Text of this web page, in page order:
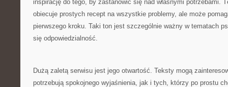
inspirację do tego, by zastanowić się nad własnymi potrzebami.
obiecuje prostych recept na wszystkie problemy, ale może
pierwszego kroku. Taki ton jest szczególnie ważny w tematach
się odpowiedzialność.
Dużą zaletą serwisu jest jego otwartość. Teksty mogą
potrzebują spokojnego wyjaśnienia, jak i tych, którzy po prostu